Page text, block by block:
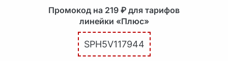
Промокод на 219 ₽ для тарифов
линейки «Плюс»
SPH5V117944